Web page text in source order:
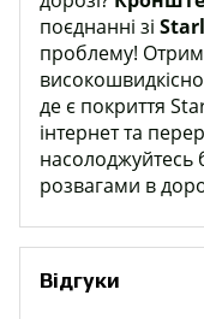
поєднанні зі
проблему!
де є покриття
інтернет та
насолоджуйтесь
розвагами в
Відгуки